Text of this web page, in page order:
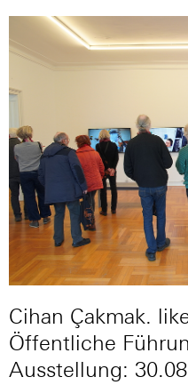
Cihan Çakmak.
Öffentliche
Ausstellung: